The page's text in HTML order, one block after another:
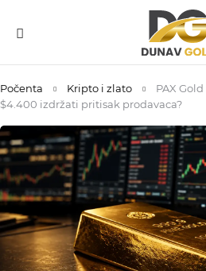
Počenta Kripto i zlato
PAX
$4.400 izdržati pritisak prodavaca?